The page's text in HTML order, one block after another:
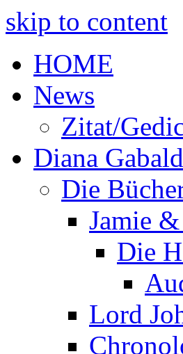
skip to content
HOME
News
Zitat/
Diana
Die
Jamie
Die
Lord